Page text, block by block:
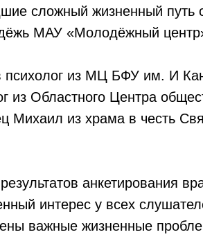
сложный жизненный путь
МАУ «Молодёжный
психолог из МЦ БФУ им. И
из Областного Центра
из храма в честь
анкетирования
интерес у всех
важные жизненные